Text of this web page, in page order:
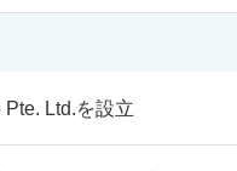
Ltd.を設立